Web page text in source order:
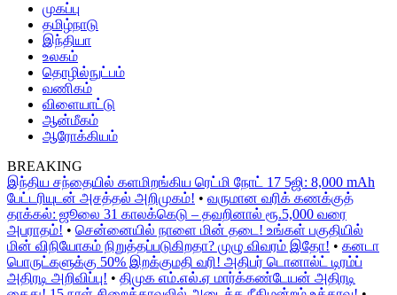
முகப்பு
தமிழ்நாடு
இந்தியா
உலகம்
தொழில்நுட்பம்
வணிகம்
விளையாட்டு
ஆன்மீகம்
ஆரோக்கியம்
BREAKING
இந்திய சந்தையில் களமிறங்கிய ரெட்மி நோட் 17 5ஜி: 8,000 mAh
பேட்டரியுடன் அசத்தல் அறிமுகம்! • வருமான வரிக் கணக்குத்
தாக்கல்: ஜூலை 31 காலக்கெடு – தவறினால் ரூ.5,000 வரை
அபராதம்! • சென்னையில் நாளை மின் தடை! உங்கள் பகுதியில்
மின் விநியோகம் நிறுத்தப்படுகிறதா? முழு விவரம் இதோ! • கனடா
பொருட்களுக்கு 50% இறக்குமதி வரி! அதிபர் டொனால்ட் டிரம்ப்
அதிரடி அறிவிப்பு! • திமுக எம்.எல்.ஏ மார்க்கண்டேயன் அதிரடி